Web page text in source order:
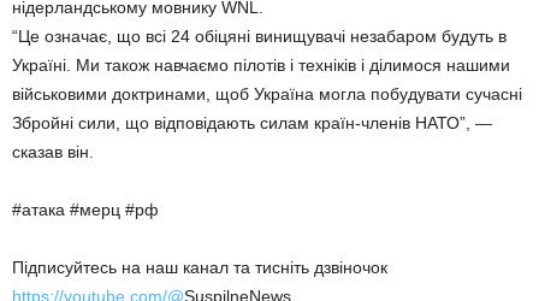
нідерландському мовнику WNL.
“Це означає, що всі 24 обіцяні винищувачі незабаром будуть в
Україні. Ми також навчаємо пілотів і техніків і ділимося нашими
військовими доктринами, щоб Україна могла побудувати сучасні
Збройні сили, що відповідають силам країн-членів НАТО”, —
сказав він.
#атака #мерц #рф
Підписуйтесь на наш канал та тисніть дзвіночок
https://youtube.com/@SuspilneNews